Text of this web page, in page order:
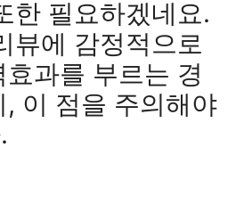
한 필요하겠네요.
뷰에 감정적으로
과를 부르는 경
, 이 점을 주의해야